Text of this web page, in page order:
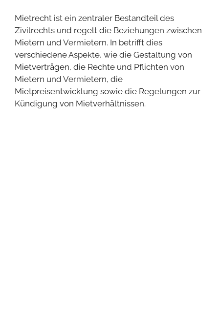
Mietrecht ist ein zentraler Bestandteil des
Zivilrechts und regelt die Beziehungen zwischen
Mietern und Vermietern. In betrifft dies
verschiedene Aspekte, wie die Gestaltung von
Mietverträgen, die Rechte und Pflichten von
Mietern und Vermietern, die
Mietpreisentwicklung sowie die Regelungen zur
Kündigung von Mietverhältnissen.